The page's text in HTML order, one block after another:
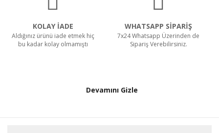
KOLAY İADE
Aldığınız ürünü iade etmek hiç
bu kadar kolay olmamıştı
WHATSAPP SİPARİŞ
7x24 Whatsapp Üzerinden de
Sipariş Verebilirsiniz.
Devamını Gizle